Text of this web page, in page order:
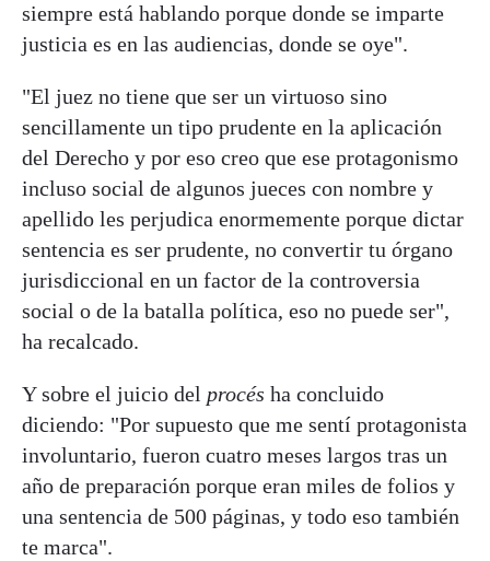
siempre está hablando porque donde se imparte
justicia es en las audiencias, donde se oye".
"El juez no tiene que ser un virtuoso sino
sencillamente un tipo prudente en la aplicación
del Derecho y por eso creo que ese protagonismo
incluso social de algunos jueces con nombre y
apellido les perjudica enormemente porque dictar
sentencia es ser prudente, no convertir tu órgano
jurisdiccional en un factor de la controversia
social o de la batalla política, eso no puede ser",
ha recalcado.
Y sobre el juicio del procés ha concluido
diciendo: "Por supuesto que me sentí protagonista
involuntario, fueron cuatro meses largos tras un
año de preparación porque eran miles de folios y
una sentencia de 500 páginas, y todo eso también
te marca".